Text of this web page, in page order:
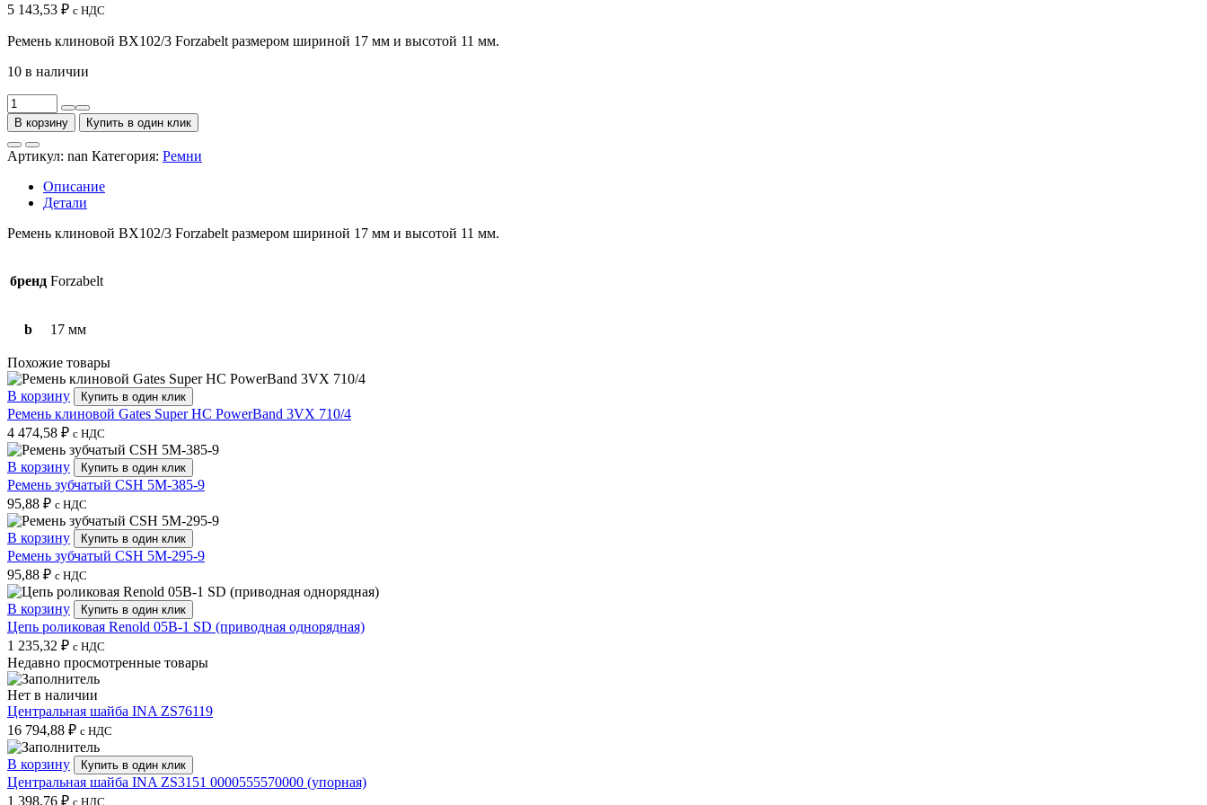
5 143,53 ₽ с НДС
Ремень клиновой BX102/3 Forzabelt размером шириной 17 мм и высотой 11 мм.
10 в наличии
Количество
товара
Ремень
клиновой
BX102/3
Forzabelt
В корзину Купить в один клик
Артикул: nan Категория: Ремни
Описание
Детали
Ремень клиновой BX102/3 Forzabelt размером шириной 17 мм и высотой 11 мм.
бренд Forzabelt
b 17 мм
Похожие товары
В корзину Купить в один клик
Ремень клиновой Gates Super HC PowerBand 3VX 710/4
4 474,58 ₽ с НДС
В корзину Купить в один клик
Ремень зубчатый CSH 5M-385-9
95,88 ₽ с НДС
В корзину Купить в один клик
Ремень зубчатый CSH 5M-295-9
95,88 ₽ с НДС
В корзину Купить в один клик
Цепь роликовая Renold 05B-1 SD (приводная однорядная)
1 235,32 ₽ с НДС
Недавно просмотренные товары
Нет в наличии
Центральная шайба INA ZS76119
16 794,88 ₽ с НДС
В корзину Купить в один клик
Центральная шайба INA ZS3151 0000555570000 (упорная)
1 398,76 ₽ с НДС